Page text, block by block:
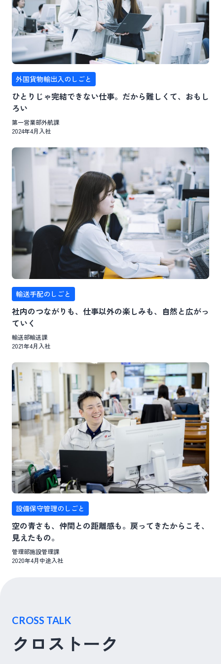
外国貨物輸出入のしごと
ひとりじゃ完結できない仕事。だから難しくて、おもし
ろい
第一営業部外航課
2024年4月入社
輸送手配のしごと
社内のつながりも、仕事以外の楽しみも、自然と広がっ
ていく
輸送部輸送課
2021年4月入社
設備保守管理のしごと
空の青さも、仲間との距離感も。戻ってきたからこそ、
見えたもの。
管理部施設管理課
2020年4月中途入社
CROSS TALK
クロストーク